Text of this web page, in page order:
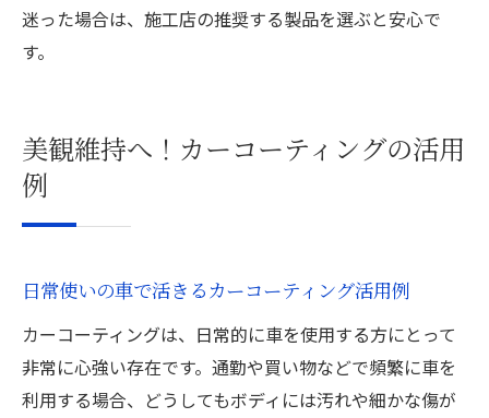
迷った場合は、施工店の推奨する製品を選ぶと安心で
す。
美観維持へ！カーコーティングの活用
例
日常使いの車で活きるカーコーティング活用例
カーコーティングは、日常的に車を使用する方にとって
非常に心強い存在です。通勤や買い物などで頻繁に車を
利用する場合、どうしてもボディには汚れや細かな傷が